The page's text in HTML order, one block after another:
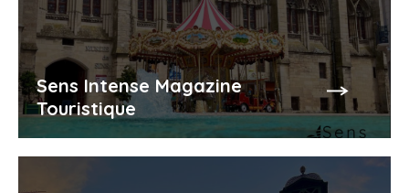
Sens Intense Magazine
Touristique